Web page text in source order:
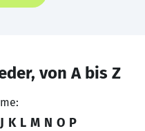
von A bis Z
J K L M N O P